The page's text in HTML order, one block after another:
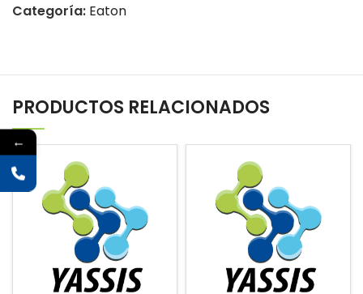
Categoría: Eaton
PRODUCTOS RELACIONADOS
←